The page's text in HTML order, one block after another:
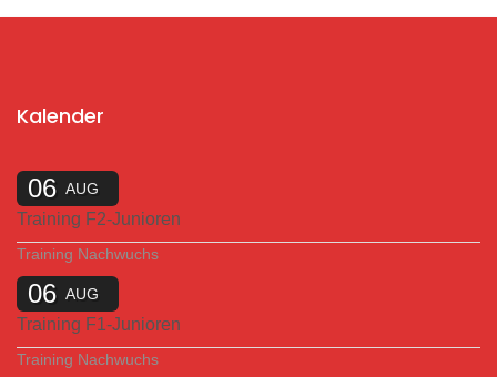
Kalender
06 AUG
Training F2-Junioren
Training Nachwuchs
06 AUG
Training F1-Junioren
Training Nachwuchs